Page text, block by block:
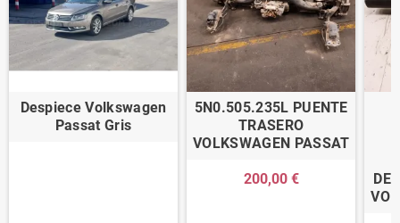
Despiece Volkswagen
Passat Gris
5N0.505.235L PUENTE
TRASERO
VOLKSWAGEN PASSAT
200,00 €